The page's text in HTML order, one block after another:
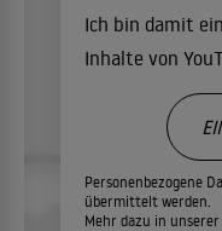
Ich bin damit
Inhalte von
Personenbezogene
übermittelt werden.
Mehr dazu in unserer